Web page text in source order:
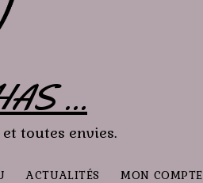
...
toutes envies.
ACTUALITÉS MON COMPTE